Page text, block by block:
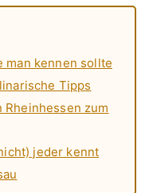
man kennen sollte
Tipps
Rheinhessen zum
jeder kennt